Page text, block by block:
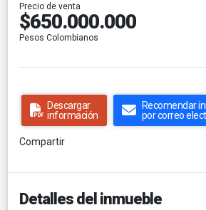
Precio de venta
$650.000.000
Pesos Colombianos
Descargar
información
Recomendar
por correo
Compartir
Detalles del inmueble